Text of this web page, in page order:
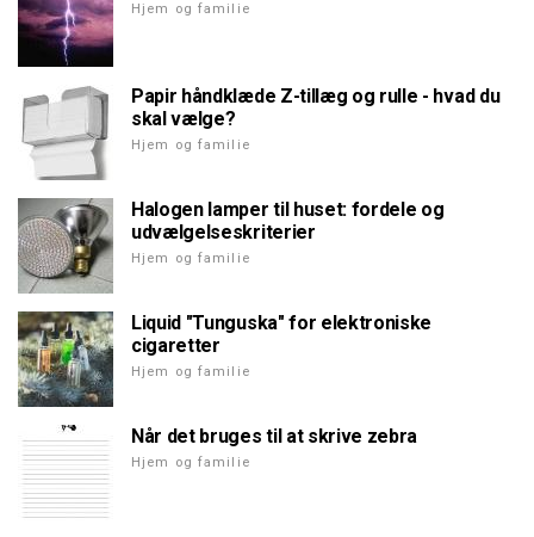
Hjem og familie
Papir håndklæde Z-tillæg og rulle - hvad du
skal vælge?
Hjem og familie
Halogen lamper til huset: fordele og
udvælgelseskriterier
Hjem og familie
Liquid "Tunguska" for elektroniske
cigaretter
Hjem og familie
Når det bruges til at skrive zebra
Hjem og familie